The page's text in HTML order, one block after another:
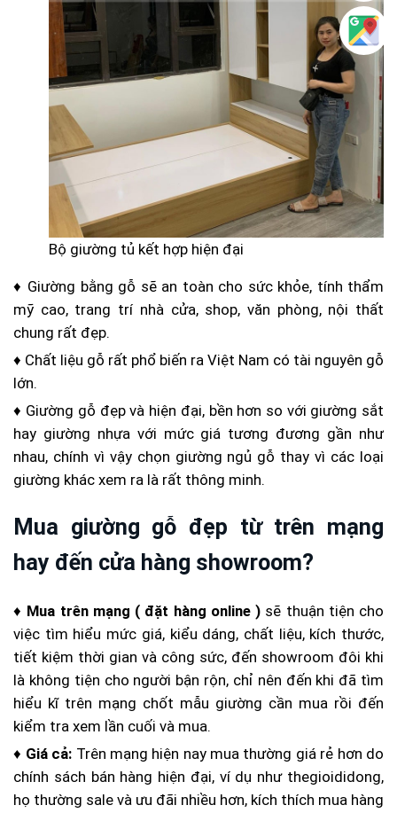
Bộ giường tủ kết hợp hiện đại
♦ Giường bằng gỗ sẽ an toàn cho sức khỏe, tính thẩm
mỹ cao, trang trí nhà cửa, shop, văn phòng, nội thất
chung rất đẹp.
♦ Chất liệu gỗ rất phổ biến ra Việt Nam có tài nguyên gỗ
lớn.
♦ Giường gỗ đẹp và hiện đại, bền hơn so với giường sắt
hay giường nhựa với mức giá tương đương gần như
nhau, chính vì vậy chọn giường ngủ gỗ thay vì các loại
giường khác xem ra là rất thông minh.
Mua giường gỗ đẹp từ trên mạng
hay đến cửa hàng showroom?
♦ Mua trên mạng ( đặt hàng online ) sẽ thuận tiện cho
việc tìm hiểu mức giá, kiểu dáng, chất liệu, kích thước,
tiết kiệm thời gian và công sức, đến showroom đôi khi
là không tiện cho người bận rộn, chỉ nên đến khi đã tìm
hiểu kĩ trên mạng chốt mẫu giường cần mua rồi đến
kiểm tra xem lần cuối và mua.
♦ Giá cả: Trên mạng hiện nay mua thường giá rẻ hơn do
chính sách bán hàng hiện đại, ví dụ như thegioididong,
họ thường sale và ưu đãi nhiều hơn, kích thích mua hàng